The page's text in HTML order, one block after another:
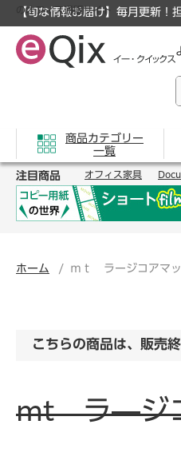
【旬な情報お届け】毎月更新！
のオフィス通販サイト
商品カテゴリー
一覧
注目商品 オフィス家具
ホーム ｍｔ ラージコアマッ
こちらの商品は、販売
mt ラ―ジ